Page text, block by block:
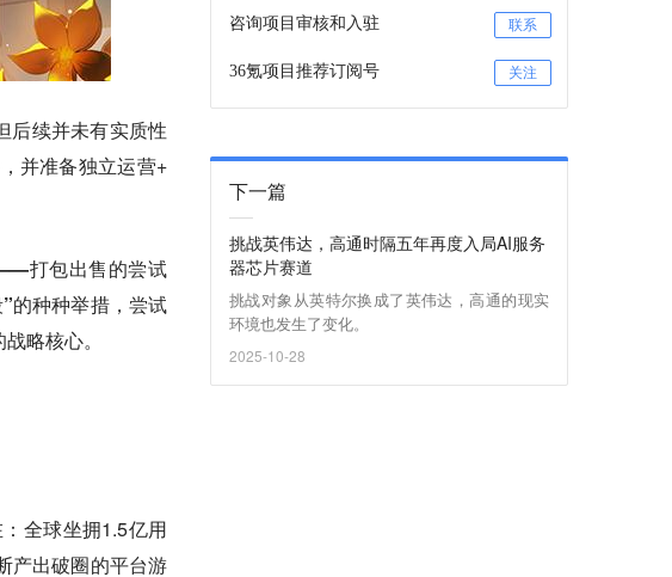
后续并未有实质性
并准备独立运营+
打包出售的尝试
的种种举措，尝试
略核心。
全球坐拥1.5亿用
产出破圈的平台游
咨询项目审核和入驻 联系
36氪项目推荐订阅号 关注
下一篇
挑战英伟达，高通时隔五年再度入局AI服务
器芯片赛道
挑战对象从英特尔换成了英伟达，高通的现实
环境也发生了变化。
2025-10-28